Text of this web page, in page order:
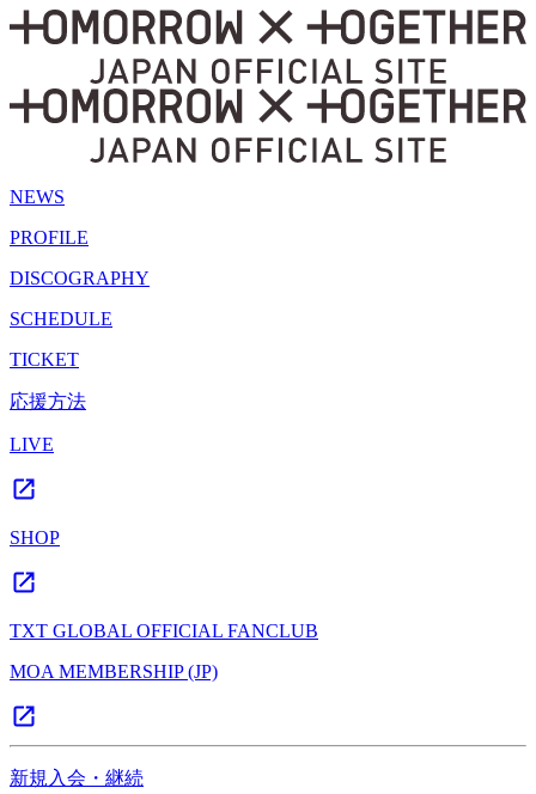
NEWS
PROFILE
DISCOGRAPHY
SCHEDULE
TICKET
応援方法
LIVE
SHOP
TXT GLOBAL OFFICIAL FANCLUB
MOA MEMBERSHIP (JP)
新規入会・継続